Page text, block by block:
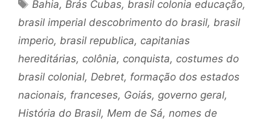
Bahia, Brás Cubas, brasil colonia educação,
brasil imperial descobrimento do brasil, brasil
imperio, brasil republica, capitanias
hereditárias, colônia, conquista, costumes do
brasil colonial, Debret, formação dos estados
nacionais, franceses, Goiás, governo geral,
História do Brasil, Mem de Sá, nomes de